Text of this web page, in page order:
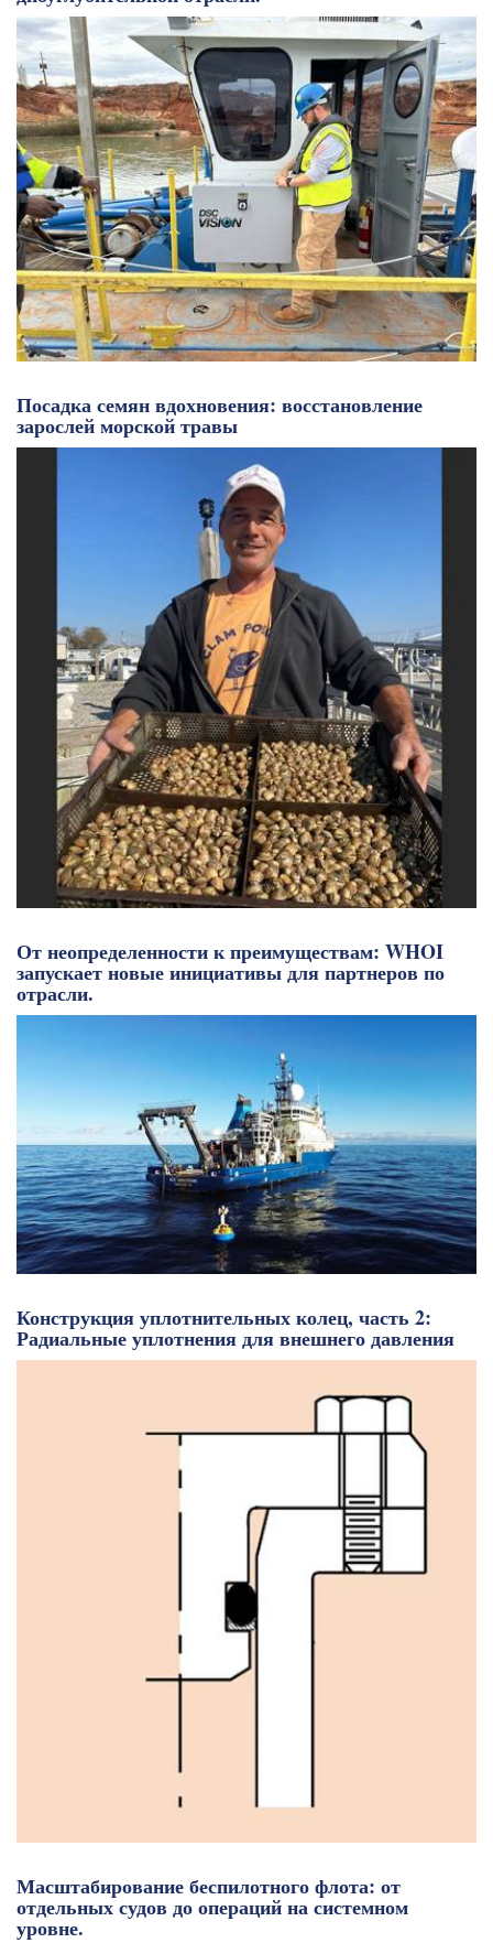
Посадка семян вдохновения: восстановление
зарослей морской травы
От неопределенности к преимуществам: WHOI
запускает новые инициативы для партнеров по
отрасли.
Конструкция уплотнительных колец, часть 2:
Радиальные уплотнения для внешнего давления
Масштабирование беспилотного флота: от
отдельных судов до операций на системном
уровне.